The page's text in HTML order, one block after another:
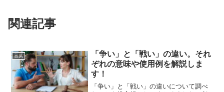
関連記事
言葉
「争い」と「戦い」の違い。それ
ぞれの意味や使用例を解説しま
す！
「争い」と「戦い」の違いについて調べ